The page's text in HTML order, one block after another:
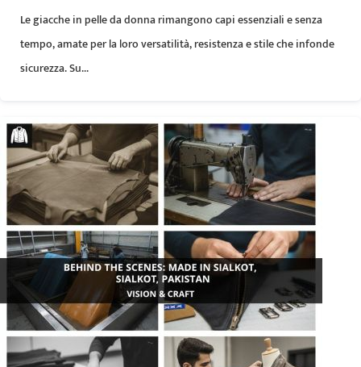
Le giacche in pelle da donna rimangono capi essenziali e senza
tempo, amate per la loro versatilità, resistenza e stile che infonde
sicurezza. Su...